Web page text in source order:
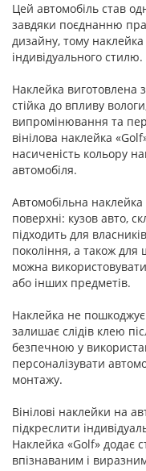
Цей автомобіль став
завдяки поєднанню
дизайну, тому
індивідуального стилю.
Наклейка виготовлена з
стійка до впливу
випромінювання та
вінілова наклейка
насиченість кольору
автомобіля.
Автомобільна наклейка
поверхні: кузов авто,
підходить для
покоління, а також для
можна
або інших предметів.
Наклейка не
залишає слідів клею
безпечною у
персоналізувати
монтажу.
Вінілові наклейки на
підкреслити
Наклейка «Golf» додає
впізнаваним і